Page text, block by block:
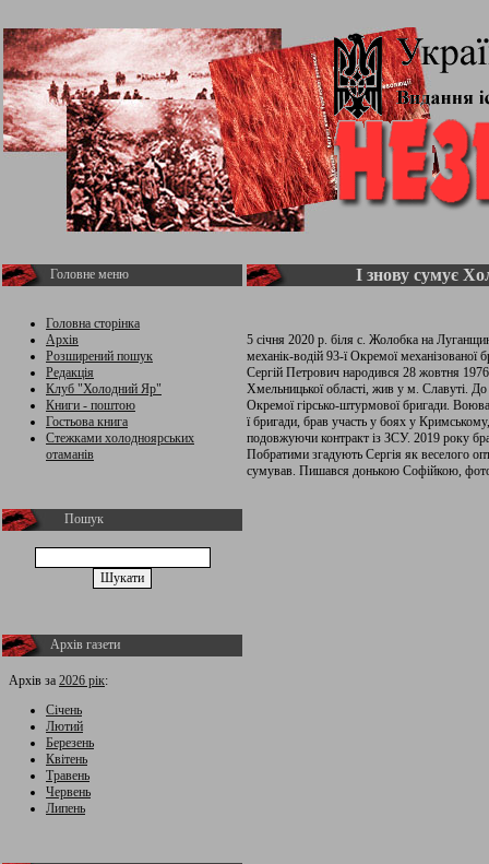
Головне меню
Головна сторінка
Архів
Розширений пошук
Редакція
Клуб "Холодний Яр"
Книги - поштою
Гостьова книга
Стежками холодноярських
отаманів
Пошук
Архів газети
Архів за 2026 рік:
Січень
Лютий
Березень
Квітень
Травень
Червень
Липень
І знову сумує
5 січня 2020 р. біля с. Жолобка на
механік-водій 93-ї Окремої механізованої
Сергій Петрович народився 28 жовтня
Хмельницької області, жив у м. Славуті.
Окремої гірсько-штурмової бригади.
ї бригади, брав участь у боях у
подовжуючи контракт із ЗСУ. 2019 року
Побратими згадують Сергія як веселого
сумував. Пишався донькою Софійкою,